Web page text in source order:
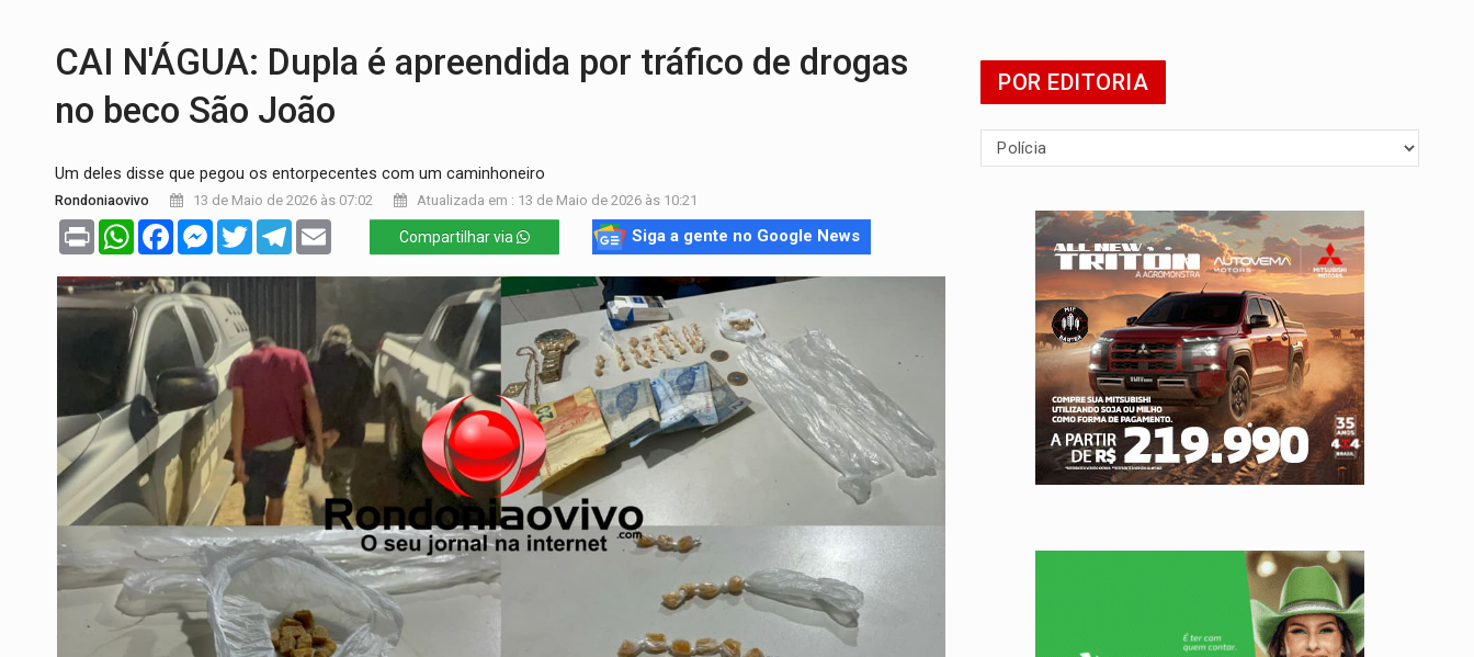
CAI N'ÁGUA: Dupla é apreendida por tráfico de drogas
no beco São João
Um deles disse que pegou os entorpecentes com um caminhoneiro
Rondoniaovivo 13 de Maio de 2026 às 07:02 Atualizada em : 13 de Maio de 2026 às 10:21
Print WhatsAppFacebookMessenger
TwitterTelegram Compartilhar via Siga a gente no Google News
POR EDITORIA